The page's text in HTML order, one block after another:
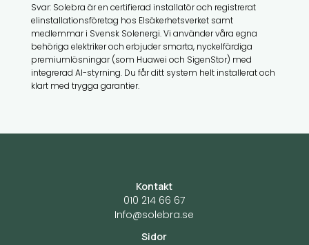
Svar: Solebra är en certifierad installatör och registrerat
elinstallationsföretag hos Elsäkerhetsverket samt
medlemmar i Svensk Solenergi. Vi använder våra egna
behöriga elektriker och erbjuder smarta, nyckelfärdiga
premiumlösningar (som Huawei och SigenStor) med
integrerad AI-styrning. Du får ditt system helt installerat och
klart med trygga garantier.
Kontakt
010 214 66 67
Info@solebra.se
Sidor